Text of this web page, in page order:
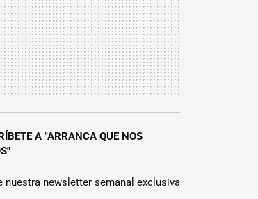
A "ARRANCA QUE NOS
nuestra newsletter semanal exclusiva